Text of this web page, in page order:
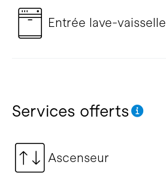
Entrée lave-vaisselle
Services offerts
Ascenseur